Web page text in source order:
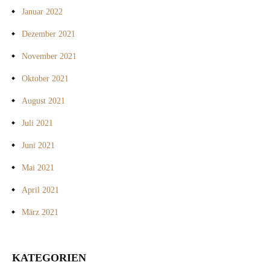
Januar 2022
Dezember 2021
November 2021
Oktober 2021
August 2021
Juli 2021
Juni 2021
Mai 2021
April 2021
März 2021
KATEGORIEN